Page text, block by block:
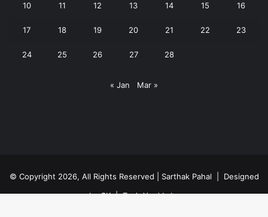
10 11 12 13 14 15 16
17 18 19 20 21 22 23
24 25 26 27 28
« Jan Mar »
© Copyright 2026, All Rights Reserved | Sarthak Pahal | Designed
by CK|Tech Yard Labs